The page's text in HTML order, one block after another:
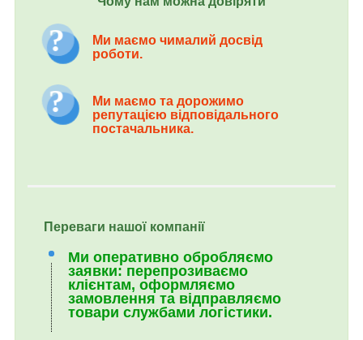
Ми маємо чималий досвід
роботи.
Ми маємо та дорожимо
репутацією відповідального
постачальника.
Переваги нашої компанії
Ми оперативно обробляємо
заявки: перепрозиваємо
клієнтам, оформляємо
замовлення та відправляємо
товари службами логістики.